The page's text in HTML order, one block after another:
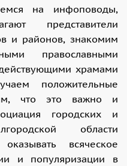
на инфоповоды,
представители
и районов, знакомим
православными
храмами
положительные
что это важно и
городских и
области
всяческое
и популяризации в